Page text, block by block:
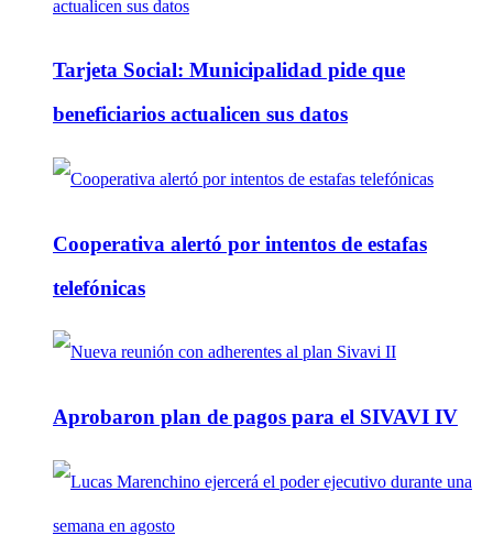
Tarjeta Social: Municipalidad pide que
beneficiarios actualicen sus datos
Cooperativa alertó por intentos de estafas
telefónicas
Aprobaron plan de pagos para el SIVAVI IV